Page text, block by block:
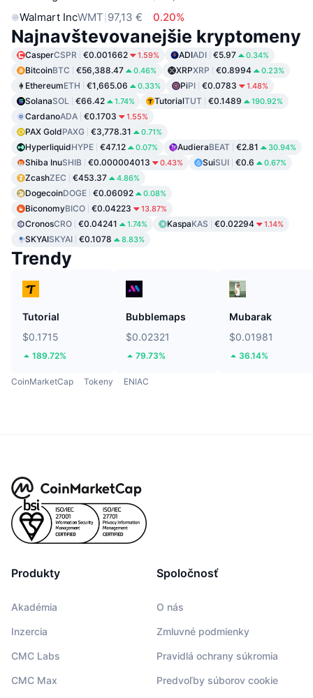
Walmart IncWMT 97,13 € 0.20%
Najnavštevovanejšie kryptomeny
CasperCSPR €0.001662 1.59% ADIADI €5.97 0.34%
BitcoinBTC €56,388.47 0.46% XRPXRP €0.8994 0.23%
EthereumETH €1,665.06 0.33% PiPI €0.0783 1.48%
SolanaSOL €66.42 1.74% TutorialTUT €0.1489 190.92%
CardanoADA €0.1703 1.55%
PAX GoldPAXG €3,778.31 0.71%
HyperliquidHYPE €47.12 0.07% AudieraBEAT €2.81 30.94%
Shiba InuSHIB €0.000004013 0.43% SuiSUI €0.6 0.67%
ZcashZEC €453.37 4.86%
DogecoinDOGE €0.06092 0.08%
BiconomyBICO €0.04223 13.87%
CronosCRO €0.04241 1.74% KaspaKAS €0.02294 1.14%
SKYAISKYAI €0.1078 8.83%
Trendy
Tutorial
$0.1715
189.72%
Bubblemaps
$0.02321
79.73%
Mubarak
$0.01981
36.14%
CoinMarketCap Tokeny ENIAC
Produkty
Akadémia
Inzercia
CMC Labs
CMC Max
Spoločnosť
O nás
Zmluvné podmienky
Pravidlá ochrany súkromia
Predvoľby súborov cookie